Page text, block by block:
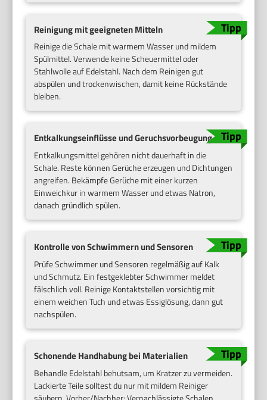
Reinigung mit geeigneten Mitteln
Reinige die Schale mit warmem Wasser und mildem
Spülmittel. Verwende keine Scheuermittel oder
Stahlwolle auf Edelstahl. Nach dem Reinigen gut
abspülen und trockenwischen, damit keine Rückstände
bleiben.
Entkalkungseinflüsse und Geruchsvorbeugung
Entkalkungsmittel gehören nicht dauerhaft in die
Schale. Reste können Gerüche erzeugen und Dichtungen
angreifen. Bekämpfe Gerüche mit einer kurzen
Einweichkur in warmem Wasser und etwas Natron,
danach gründlich spülen.
Kontrolle von Schwimmern und Sensoren
Prüfe Schwimmer und Sensoren regelmäßig auf Kalk
und Schmutz. Ein festgeklebter Schwimmer meldet
fälschlich voll. Reinige Kontaktstellen vorsichtig mit
einem weichen Tuch und etwas Essiglösung, dann gut
nachspülen.
Schonende Handhabung bei Materialien
Behandle Edelstahl behutsam, um Kratzer zu vermeiden.
Lackierte Teile solltest du nur mit mildem Reiniger